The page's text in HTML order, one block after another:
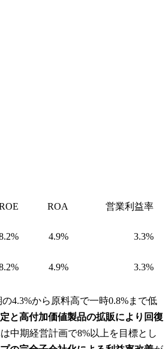
ROA 営業利益率
4.9% 3.3%
4.9% 3.3%
4.3%から原料高で一時0.8%まで低
と高付加価値製品の拡販により回復
中期経営計画で8%以上を目標とし